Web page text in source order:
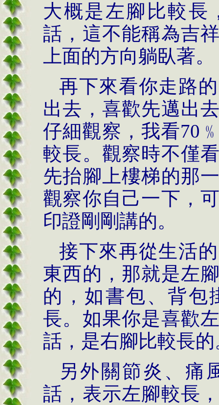
大概是左腳比較長
話，這不能稱為吉
上面的方向躺臥著。
再下來看你走路
出去，喜歡先邁出
仔細觀察，我看70
較長。觀察時不僅
先抬腳上樓梯的那
觀察你自己一下，
印證剛剛講的。
接下來再從生活
東西的，那就是左
的，如書包、背包
長。如果你是喜歡
話，是右腳比較長的
另外關節炎、痛
話，表示左腳較長